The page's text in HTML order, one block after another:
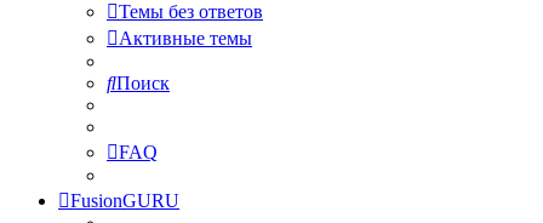
Темы без ответов
Активные темы
Поиск
FAQ
FusionGURU